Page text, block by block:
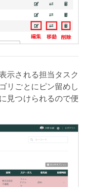
示される担当タスク
リごとにピン留めし
見つけられるので便